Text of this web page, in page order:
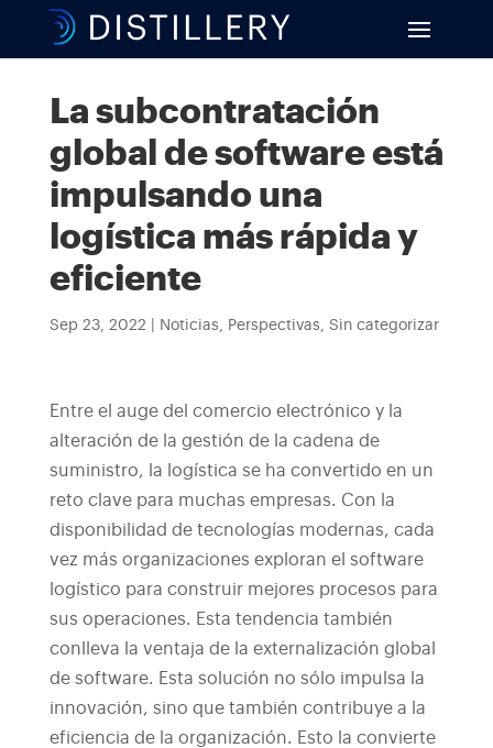
La subcontratación
global de software está
impulsando una
logística más rápida y
eficiente
Sep 23, 2022 Noticias, Perspectivas, Sin categorizar
Entre el auge del comercio electrónico y la
alteración de la gestión de la cadena de
suministro, la logística se ha convertido en un
reto clave para muchas empresas. Con la
disponibilidad de tecnologías modernas, cada
vez más organizaciones exploran el software
logístico para construir mejores procesos para
sus operaciones. Esta tendencia también
conlleva la ventaja de la externalización global
de software. Esta solución no sólo impulsa la
innovación, sino que también contribuye a la
eficiencia de la organización. Esto la convierte